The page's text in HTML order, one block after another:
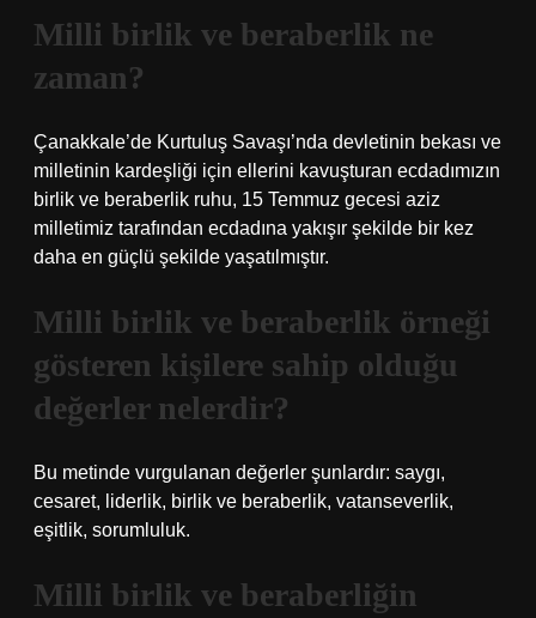
Milli birlik ve beraberlik ne
zaman?
Çanakkale’de Kurtuluş Savaşı’nda devletinin bekası ve
milletinin kardeşliği için ellerini kavuşturan ecdadımızın
birlik ve beraberlik ruhu, 15 Temmuz gecesi aziz
milletimiz tarafından ecdadına yakışır şekilde bir kez
daha en güçlü şekilde yaşatılmıştır.
Milli birlik ve beraberlik örneği
gösteren kişilere sahip olduğu
değerler nelerdir?
Bu metinde vurgulanan değerler şunlardır: saygı,
cesaret, liderlik, birlik ve beraberlik, vatanseverlik,
eşitlik, sorumluluk.
Milli birlik ve beraberliğin